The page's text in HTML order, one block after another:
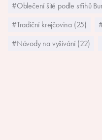
#Oblečení šité podle střihů
#Tradiční krejčovina (25)
#Návody na vyšívání (22)